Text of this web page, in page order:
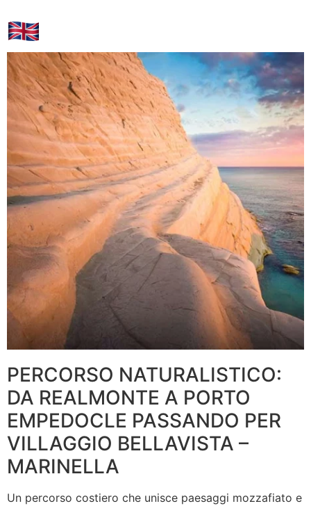
PERCORSO NATURALISTICO:
DA REALMONTE A PORTO
EMPEDOCLE PASSANDO PER
VILLAGGIO BELLAVISTA –
MARINELLA
Un percorso costiero che unisce paesaggi mozzafiato e